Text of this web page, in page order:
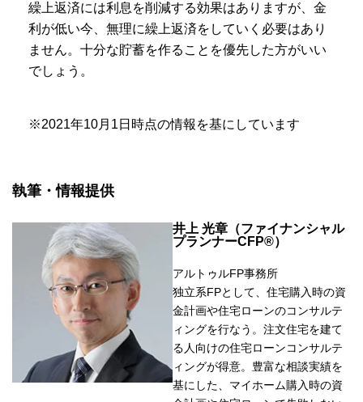
繰上返済には利息を削減する効果はありますが、金
利が低い今、無理に繰上返済をしていく必要はあり
ません。十分な貯蓄を作ることを優先した方がいい
でしょう。
※2021年10月1日時点の情報を基にしています
執筆・情報提供
井上 光章（ファイナンシャル
プランナーCFP®）
アルトゥルFP事務所
独立系FPとして、住宅購入時の資
金計画や住宅ローンのコンサルテ
ィングを行なう。注文住宅を建て
る人向けの住宅ローンコンサルテ
ィングが得意。豊富な相談実績を
基にした、マイホーム購入時の資